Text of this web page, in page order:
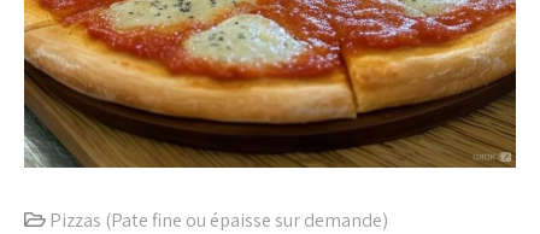
Pizzas (Pate fine ou épaisse sur demande)